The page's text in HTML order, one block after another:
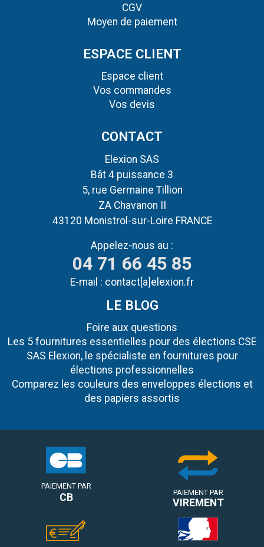
CGV
Moyen de paiement
ESPACE CLIENT
Espace client
Vos commandes
Vos devis
CONTACT
Elexion SAS
Bât 4 puissance 3
5, rue Germaine Tillion
ZA Chavanon II
43120 Monistrol-sur-Loire FRANCE
Appelez-nous au :
04 71 66 45 85
E-mail : contact[a]elexion.fr
LE BLOG
Foire aux questions
Les 5 fournitures essentielles pour des élections CSE
SAS Elexion, le spécialiste en fournitures pour
élections professionnelles
Comparez les couleurs des enveloppes élections et
des papiers assortis
PAIEMENT PAR
CB PAIEMENT PAR
VIREMENT